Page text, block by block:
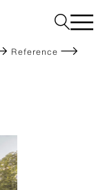
Reference